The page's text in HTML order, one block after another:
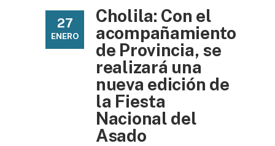
27
ENERO
Cholila: Con el
acompañamiento
de Provincia, se
realizará una
nueva edición de
la Fiesta
Nacional del
Asado